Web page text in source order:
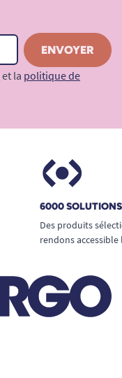
et la politique de
6000
Des produits
rendons